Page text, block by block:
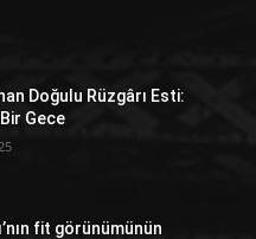
Doğulu Rüzgârı Esti:
Gece
fit görünümünün